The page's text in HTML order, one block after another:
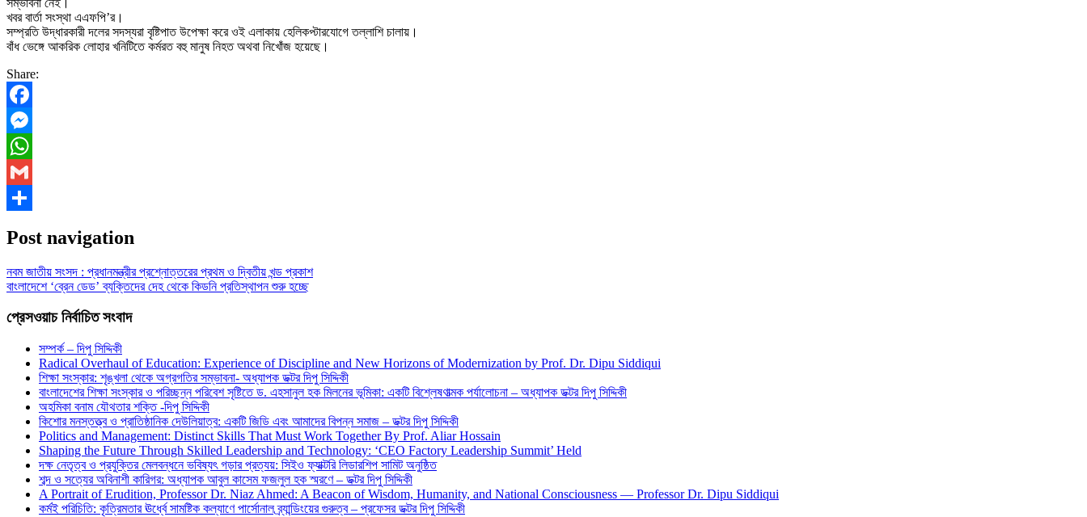
খবর বার্তা সংস্থা এএফপি’র।
সম্প্রতি উদ্ধারকারী দলের সদস্যরা বৃষ্টিপাত উপেক্ষা করে ওই এলাকায় হেলিকপ্টারযোগে তল্লাশি চালায়।
বাঁধ ভেঙ্গে আকরিক লোহার খনিটিতে কর্মরত বহু মানুষ নিহত অথবা নিখোঁজ হয়েছে।
Share:
Facebook
Messenger
WhatsApp
Gmail
Post navigation
নবম জাতীয় সংসদ : প্রধানমন্ত্রীর প্রশ্নোত্তরের প্রথম ও দ্বিতীয় খন্ড প্রকাশ
বাংলাদেশে ‘ব্রেন ডেড’ ব্যক্তিদের দেহ থেকে কিডনি প্রতিস্থাপন শুরু হচ্ছে
প্রেসওয়াচ নির্বাচিত সংবাদ
সম্পর্ক – দিপু সিদ্দিকী
Radical Overhaul of Education: Experience of Discipline and New Horizons of Modernization by Prof. Dr. Dipu Siddiqui
শিক্ষা সংস্কার: শৃঙ্খলা থেকে অগ্রগতির সম্ভাবনা- অধ্যাপক ডক্টর দিপু সিদ্দিকী
বাংলাদেশের শিক্ষা সংস্কার ও পরিচ্ছন্ন পরিবেশ সৃষ্টিতে ড. এহসানুল হক মিলনের ভূমিকা: একটি বিশ্লেষণাত্মক পর্যালোচনা – অধ্যাপক ডক্টর দিপু সিদ্দিকী
অহমিকা বনাম যৌথতার শক্তি -দিপু সিদ্দিকী
কিশোর মনস্তত্ত্ব ও প্রাতিষ্ঠানিক দেউলিয়াত্ব: একটি জিডি এবং আমাদের বিপন্ন সমাজ – ডক্টর দিপু সিদ্দিকী
Politics and Management: Distinct Skills That Must Work Together By Prof. Aliar Hossain
Shaping the Future Through Skilled Leadership and Technology: ‘CEO Factory Leadership Summit’ Held
দক্ষ নেতৃত্ব ও প্রযুক্তির মেলবন্ধনে ভবিষ্যৎ গড়ার প্রত্যয়: সিইও ফ্যাক্টরি লিডারশিপ সামিট অনুষ্ঠিত
শব্দ ও সত্যের অবিনাশী কারিগর: অধ্যাপক আবুল কাসেম ফজলুল হক স্মরণে – ডক্টর দিপু সিদ্দিকী
A Portrait of Erudition, Professor Dr. Niaz Ahmed: A Beacon of Wisdom, Humanity, and National Consciousness — Professor Dr. Dipu Siddiqui
কর্মই পরিচিতি: কৃত্রিমতার ঊর্ধ্বে সামষ্টিক কল্যাণে পার্সোনাল ব্র্যান্ডিংয়ের গুরুত্ব – প্রফেসর ডক্টর দিপু সিদ্দিকী